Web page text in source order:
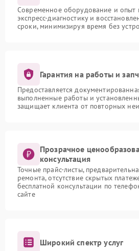
Современное оборудование и опыт
экспресс-диагностику и
сроки, минимизируя время без
Гарантия на работы и
Предоставляется
выполненные работы и
защищает клиента от повторных
Прозрачное
консультация
Точные прайс-листы,
ремонта, отсутствие скрытых
бесплатной консультации по
сайте
Широкий спектр услуг